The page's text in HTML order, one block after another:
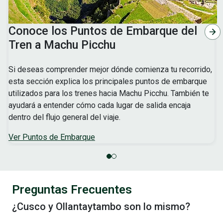
Conoce los Puntos de Embarque del
Tren a Machu Picchu
Si deseas comprender mejor dónde comienza tu recorrido,
esta sección explica los principales puntos de embarque
utilizados para los trenes hacia Machu Picchu. También te
ayudará a entender cómo cada lugar de salida encaja
dentro del flujo general del viaje.
Ver Puntos de Embarque
Preguntas Frecuentes
¿Cusco y Ollantaytambo son lo mismo?